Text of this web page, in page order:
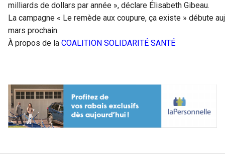
milliards de dollars par année », déclare Élisabeth Gibeau.
La campagne « Le remède aux coupure, ça existe » débute
mars prochain.
À propos de la COALITION SOLIDARITÉ SANTÉ